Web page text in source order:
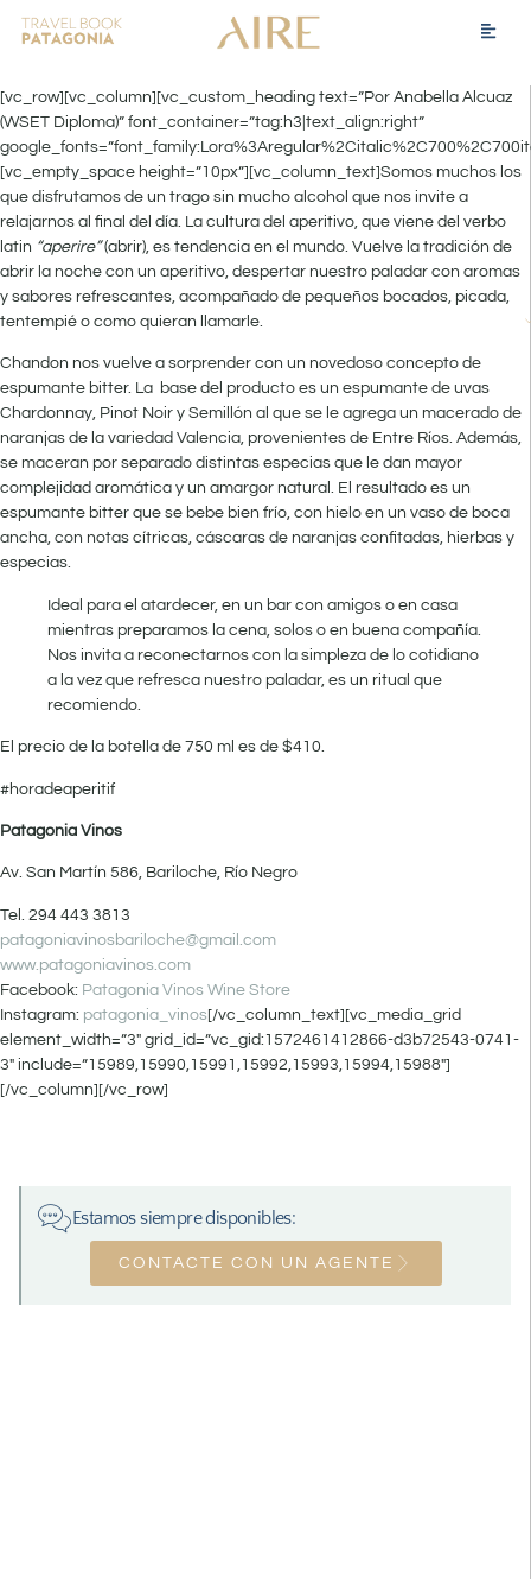
[vc_row][vc_column][vc_custom_heading text=”Por Anabella Alcuaz
(WSET Diploma)” font_container=”tag:h3|text_align:right”
[vc_empty_space height=”10px”][vc_column_text]Somos muchos los
que disfrutamos de un trago sin mucho alcohol que nos invite a
relajarnos al final del día. La cultura del aperitivo, que viene del verbo
latin “aperire”(abrir), es tendencia en el mundo. Vuelve la tradición de
abrir la noche con un aperitivo, despertar nuestro paladar con aromas
y sabores refrescantes, acompañado de pequeños bocados, picada,
tentempié o como quieran llamarle.
Chandon nos vuelve a sorprender con un novedoso concepto de
espumante bitter. La base del producto es un espumante de uvas
Chardonnay, Pinot Noir y Semillón al que se le agrega un macerado de
naranjas de la variedad Valencia, provenientes de Entre Ríos. Además,
se maceran por separado distintas especias que le dan mayor
complejidad aromática y un amargor natural. El resultado es un
espumante bitter que se bebe bien frío, con hielo en un vaso de boca
ancha, con notas cítricas, cáscaras de naranjas confitadas, hierbas y
especias.
Ideal para el atardecer, en un bar con amigos o en casa
mientras preparamos la cena, solos o en buena compañía.
Nos invita a reconectarnos con la simpleza de lo cotidiano
a la vez que refresca nuestro paladar, es un ritual que
recomiendo.
El precio de la botella de 750 ml es de $410.
#horadeaperitif
Patagonia Vinos
Av. San Martín 586, Bariloche, Río Negro
Tel. 294 443 3813
patagoniavinosbariloche@gmail.com
www.patagoniavinos.com
Facebook: Patagonia Vinos Wine Store
Instagram: patagonia_vinos[/vc_column_text][vc_media_grid
element_width=”3″ grid_id=”vc_gid:1572461412866-d3b72543-0741-
3″ include=”15989,15990,15991,15992,15993,15994,15988″]
[/vc_column][/vc_row]
Estamos siempre disponibles:
CONTACTE CON UN AGENTE